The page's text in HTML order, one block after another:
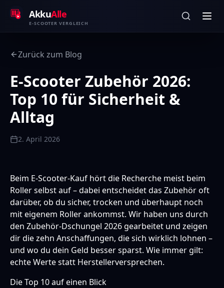
AkkuAlle
E-SCOOTER VERGLEICH
Zurück zum Blog
E-Scooter Zubehör 2026:
Top 10 für Sicherheit &
Alltag
2. April 2026
Beim E-Scooter-Kauf hört die Recherche meist beim
Roller selbst auf – dabei entscheidet das Zubehör oft
darüber, ob du sicher, trocken und überhaupt noch
mit eigenem Roller ankommst. Wir haben uns durch
den Zubehör-Dschungel 2026 gearbeitet und zeigen
dir die zehn Anschaffungen, die sich wirklich lohnen –
und wo du dein Geld besser sparst. Wie immer gilt:
echte Werte statt Herstellerversprechen.
Die Top 10 auf einen Blick